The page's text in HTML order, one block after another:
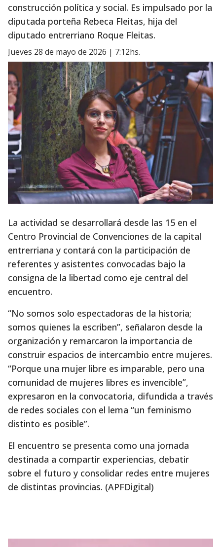
construcción política y social. Es impulsado por la
diputada porteña Rebeca Fleitas, hija del
diputado entrerriano Roque Fleitas.
jueves 28 de mayo de 2026 | 7:12hs.
La actividad se desarrollará desde las 15 en el
Centro Provincial de Convenciones de la capital
entrerriana y contará con la participación de
referentes y asistentes convocadas bajo la
consigna de la libertad como eje central del
encuentro.
“No somos solo espectadoras de la historia;
somos quienes la escriben”, señalaron desde la
organización y remarcaron la importancia de
construir espacios de intercambio entre mujeres.
“Porque una mujer libre es imparable, pero una
comunidad de mujeres libres es invencible”,
expresaron en la convocatoria, difundida a través
de redes sociales con el lema “un feminismo
distinto es posible”.
El encuentro se presenta como una jornada
destinada a compartir experiencias, debatir
sobre el futuro y consolidar redes entre mujeres
de distintas provincias. (APFDigital)